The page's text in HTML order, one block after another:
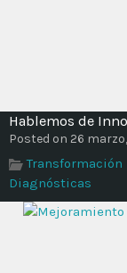
Hablemos de
Posted on 26
Diagnósticas